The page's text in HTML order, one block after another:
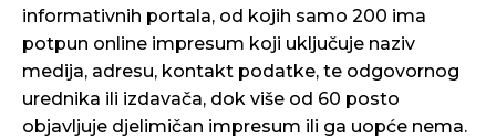
informativnih portala, od kojih samo 200 ima
potpun online impresum koji uključuje naziv
medija, adresu, kontakt podatke, te odgovornog
urednika ili izdavača, dok više od 60 posto
objavljuje djelimičan impresum ili ga uopće nema.